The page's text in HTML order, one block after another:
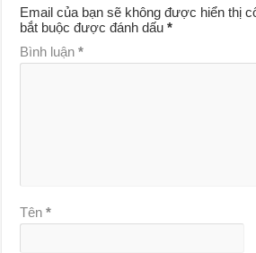
Email của bạn sẽ không được hiển thị
bắt buộc được đánh dấu*
Bình luận*
Tên*